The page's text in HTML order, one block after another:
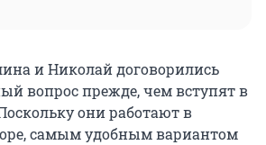
и Николай договорились
вопрос прежде, чем вступят в
они работают в
самым удобным вариантом